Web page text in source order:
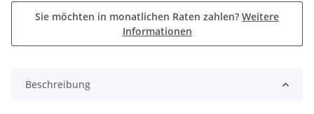
Sie möchten in monatlichen Raten zahlen? Weitere
Informationen
Beschreibung